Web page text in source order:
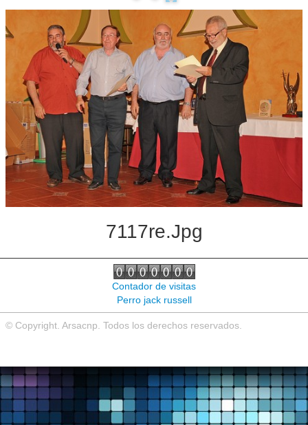
Hacerse socio
Log diploma en Pdf
Fotos
Sistemas Digitales
Noticias de interés
Contacto
7117re.jpg
Contador de visitas
Perro jack russell
© Copyright. Arsacnp. Todos los derechos reservados.